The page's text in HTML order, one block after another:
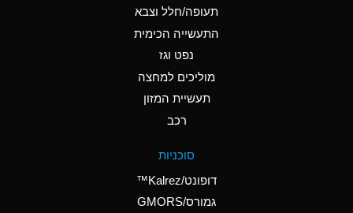
Ammonium Hydroxide
A
Ammonium Nitrate
Ammonium Nitrite
Ammonium Persulfate
Ammonium Phosphate
A
תעופה/חלל וצבא
התעשייה הכימית
נפט וגז
מוליכים למחצה
תעשיית המזון
רכב
סוכניות
דופונט/Kalrez™
גמורס/GMORS